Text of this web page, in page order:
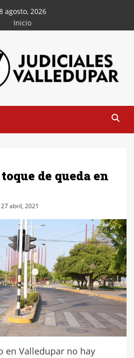
agosto, 2026
Inicio
de queda en
27 abril, 2021
en Valledupar no hay